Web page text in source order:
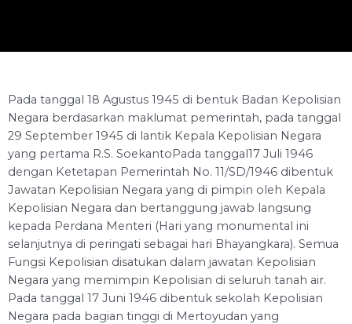
Pada tanggal 18 Agustus 1945 di bentuk Badan Kepolisian
Negara berdasarkan maklumat pemerintah, pada tanggal
29 September 1945 di lantik Kepala Kepolisian Negara
yang pertama R.S. SoekantoPada tanggal17 Juli 1946
dengan Ketetapan Pemerintah No. 11/SD/1946 dibentuk
Jawatan Kepolisian Negara yang di pimpin oleh Kepala
Kepolisian Negara dan bertanggung jawab langsung
kepada Perdana Menteri (Hari yang monumental ini
selanjutnya di peringati sebagai hari Bhayangkara). Semua
Fungsi Kepolisian disatukan dalam jawatan Kepolisian
Negara yang memimpin Kepolisian di seluruh tanah air.
Pada tanggal 17 Juni 1946 dibentuk sekolah Kepolisian
Negara pada bagian tinggi di Mertoyudan yang